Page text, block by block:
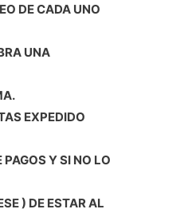
DE CADA UNO
UNA
EXPEDIDO
PAGOS Y SI NO LO
) DE ESTAR AL